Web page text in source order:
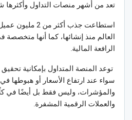
تعد من أشهر منصات التداول وأكثرها
العالم منذ إنشائها، كما أنها متخصصة
الرافعة المالية.
توعد المنصة المتداول بإمكانية تحقيق
سواء عند ارتفاع الأسعار أو هبوطها
والمؤشرات، وليس فقط بل أيضًا في
والعملات الرقمية المشفرة.